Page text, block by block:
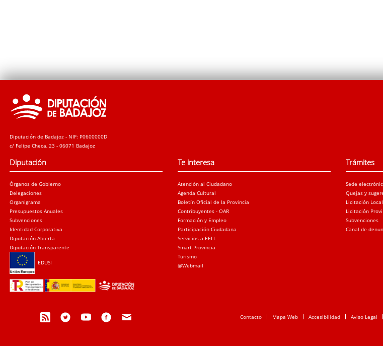
Diputación de Badajoz - NIF: P0600000D
c/ Felipe Checa, 23 - 06071 Badajoz
Diputación
Órganos de Gobierno
Delegaciones
Organigrama
Presupuestos Anuales
Subvenciones
Identidad Corporativa
Diputación Abierta
Diputación Transparente
EDUSI
Te interesa
Atención al Ciudadano
Agenda Cultural
Boletín Oficial de la Provincia
Contribuyentes - OAR
Formación y Empleo
Participación Ciudadana
Servicios a EELL
Smart Provincia
Turismo
@Webmail
Trámites
Sede
Quejas y
Licitación Local
Licitación
Subvenciones
Canal de
Contacto Mapa Web Accesibilidad Aviso Legal